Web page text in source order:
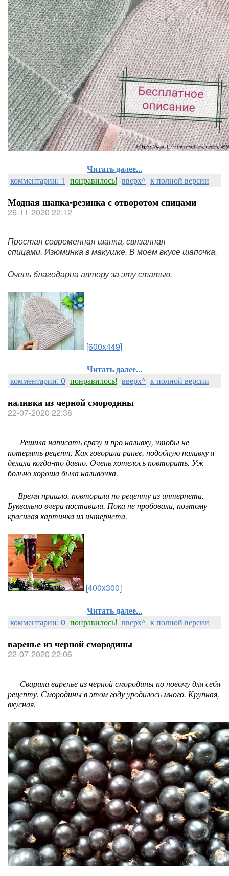
Читать далее...
комментарии: 1 понравилось! вверх^ к полной версии
Модная шапка-резинка с отворотом спицами
26-11-2020 22:12
Простая современная шапка, связанная
спицами. Изюминка в макушке. В моем вкусе шапочка.
Очень благодарна автору за эту статью.
[600x449]
Читать далее...
комментарии: 0 понравилось! вверх^ к полной версии
наливка из черной смородины
22-07-2020 22:38
Решила написать сразу и про наливку, чтобы не
потерять рецепт. Как говорила ранее, подобную наливку я
делала когда-то давно. Очень хотелось повторить. Уж
больно хороша была наливочка.
Время пришло, повторили по рецепту из интернета.
Буквально вчера поставили. Пока не пробовали, поэтому
красивая картинка из интернета.
[400x300]
Читать далее...
комментарии: 0 понравилось! вверх^ к полной версии
варенье из черной смородины
22-07-2020 22:06
Сварила варенье из черной смородины по новому для себя
рецепту. Смородины в этом году уродилось много. Крупная,
вкусная.